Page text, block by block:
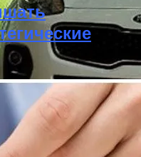
На Гаити: